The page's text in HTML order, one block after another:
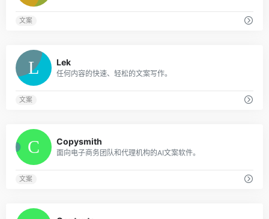
文案
Lek
任何内容的快速、轻松的文案写作。
文案
Copysmith
面向电子商务团队和代理机构的AI文案软件。
文案